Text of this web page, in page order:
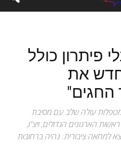
פיתרון כולל
את
החגים"
עולה שלב עם מסיבת
הארגונים הגדולים, ויצ"ו,
למחאה ציבורית: נהיה ברחובות